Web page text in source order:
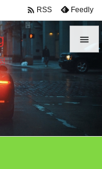


メニュ

 RSS Feedly